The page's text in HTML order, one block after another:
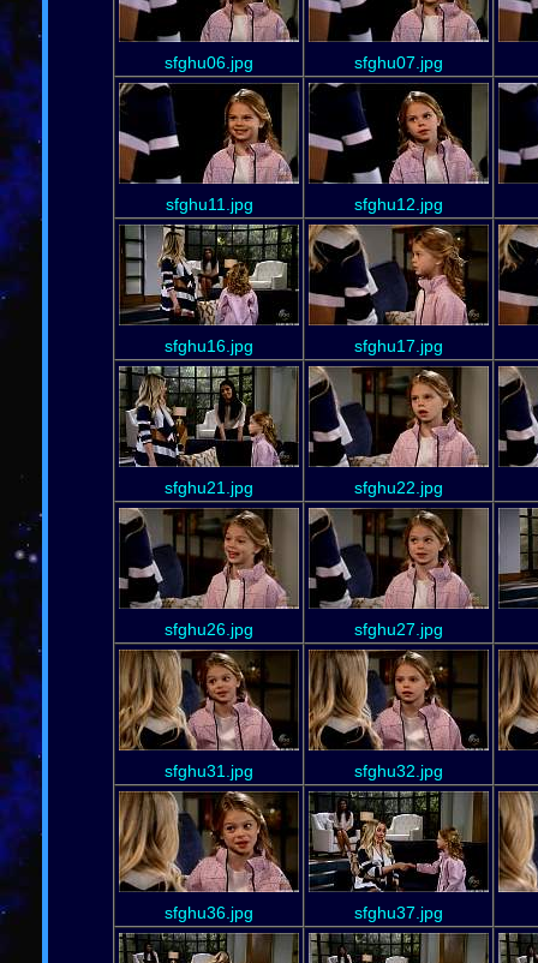
sfghu06.jpg sfghu07.jpg
sfghu11.jpg sfghu12.jpg
sfghu16.jpg sfghu17.jpg
sfghu21.jpg sfghu22.jpg
sfghu26.jpg sfghu27.jpg
sfghu31.jpg sfghu32.jpg
sfghu36.jpg sfghu37.jpg